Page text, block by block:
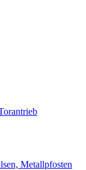
Metallpfosten